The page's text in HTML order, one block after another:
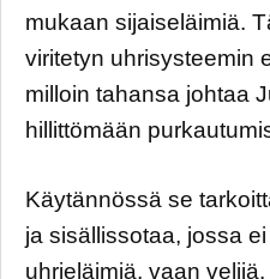
mukaan sijaiseläimiä.
viritetyn uhrisysteemin
milloin tahansa johtaa
hillittömään
Käytännössä se
ja sisällissotaa, jossa
uhrieläimiä, vaan